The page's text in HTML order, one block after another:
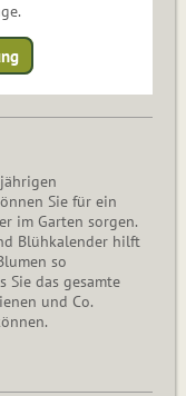
Sie für ein
im Garten sorgen.
Blühkalender hilft
so
Sie das gesamte
und Co.